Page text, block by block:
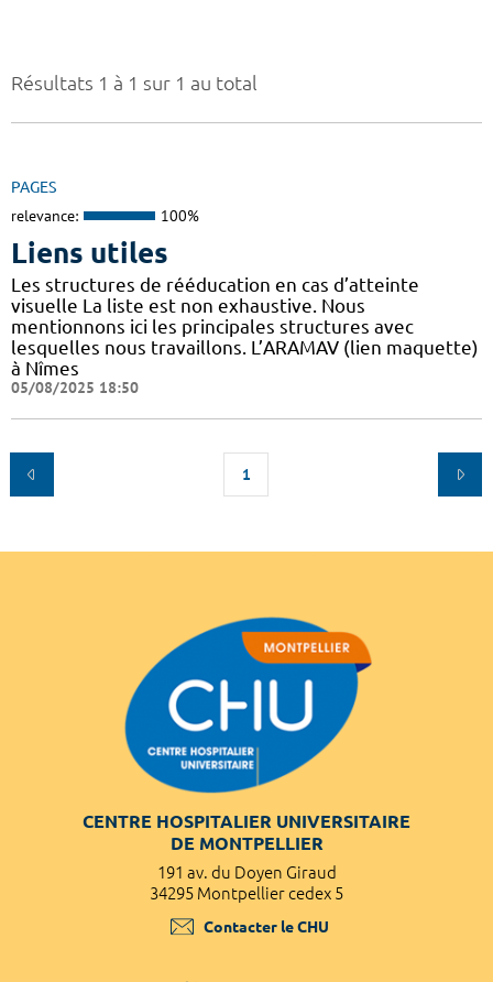
Résultats 1 à 1 sur 1 au total
PAGES
relevance: 100%
Liens utiles
Les structures de rééducation en cas d’atteinte
visuelle La liste est non exhaustive. Nous
mentionnons ici les principales structures avec
lesquelles nous travaillons. L’ARAMAV (lien maquette)
à Nîmes
05/08/2025 18:50
1
CENTRE HOSPITALIER UNIVERSITAIRE
DE MONTPELLIER
191 av. du Doyen Giraud
34295 Montpellier cedex 5
Contacter le CHU